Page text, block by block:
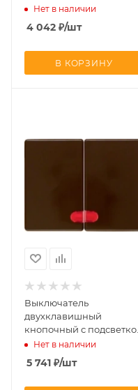
5031 | 1675 | 14150001
Нет в наличии
4 042 ₽/шт
В КОРЗИНУ
Выключатель
двухклавишный
кнопочный с подсветкой
5035 | 1675 | 14370001
Нет в наличии
5 741 ₽/шт